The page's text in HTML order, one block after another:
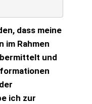
dass meine
im Rahmen
und
ich zur